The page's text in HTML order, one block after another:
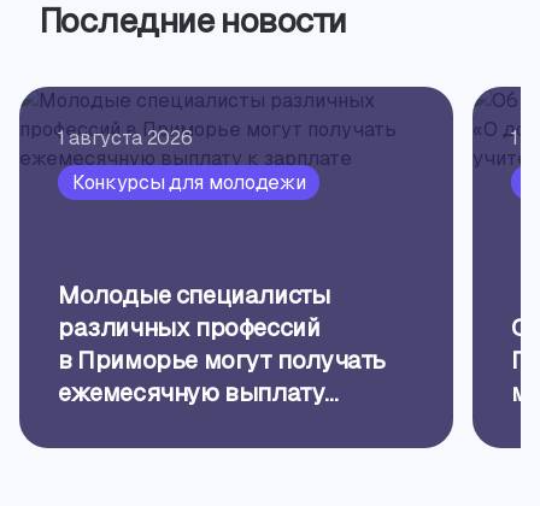
Последние новости
1 августа 2026
Конкурсы для молодежи
Молодые специалисты
различных профессий
в Приморье могут получать
ежемесячную выплату
1